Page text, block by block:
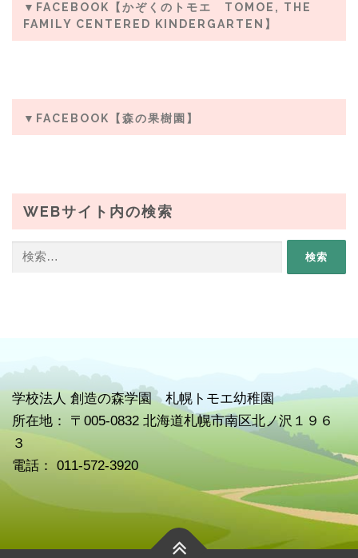
▼FACEBOOK【かぞくのトモエ TOMOE, THE
FAMILY CENTERED KINDERGARTEN】
▼FACEBOOK【森の果樹園】
WEBサイト内の検索
学校法人 創造の森学園 札幌トモエ幼稚園
所在地： 〒005-0832 北海道札幌市南区北ノ沢１９６
３
電話： 011-572-3920